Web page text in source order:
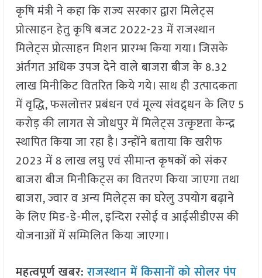
कृषि मंत्री ने कहा कि राज्य सरकार द्वारा मिलेट्स
प्रोत्साहन हेतु कृषि बजट 2022-23 में राजस्थान
मिलेट्स प्रोत्साहन मिशन प्रारम्भ किया गया। जिसके
अंर्तगत अधिक उपज देने वाले बाजरा बीज के 8.32
लाख मिनीकिट वितरित किये गये। साथ ही उत्पादकता
में वृद्धि, फसलोत्तर प्रबंधन एवं मूल्य संवद्र्धन के लिए 5
करोड़ की लागत से जोधपुर में मिलेट्स उत्कृष्टता केन्द्र
स्थापित किया जा रहा है। उन्होंने बताया कि खरीफ
2023 में 8 लाख लघु एवं सीमान्त कृषकों को संकर
बाजरा बीज मिनीकिट्स का वितरण किया जाएगा तथा
बाजरा, ज्वार व अन्य मिलेट्स का घरेलु उपयोग बढ़ाने
के लिए मिड-डे-मील, इन्दिरा रसोई व आईसीडीएस की
योजनाओं में सम्मिलित किया जाएगा।
महत्वपूर्ण खबर:राजस्थान में किसानों को सोलर पंप